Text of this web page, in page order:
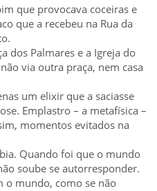
que provocava coceiras e
que a recebeu na Rua da
dos Palmares e a Igreja do
via outra praça, nem casa
um elixir que a saciasse
Emplastro – a metafísica –
momentos evitados na
Quando foi que o mundo
soube se autorresponder.
o mundo, como se não